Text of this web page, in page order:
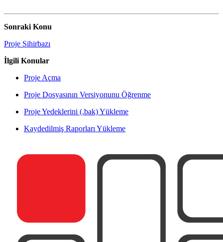
Sonraki Konu
Proje Sihirbazı
İlgili Konular
Proje Açma
Proje Dosyasının Versiyonunu Öğrenme
Proje Yedeklerini (.bak) Yükleme
Kaydedilmiş Raporları Yükleme